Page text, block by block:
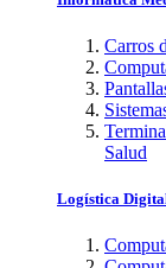
Carros
Salud
Logística